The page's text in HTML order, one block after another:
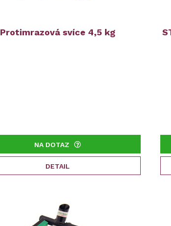
Protimrazová svíce 4,5 kg
NA DOTAZ
DETAIL